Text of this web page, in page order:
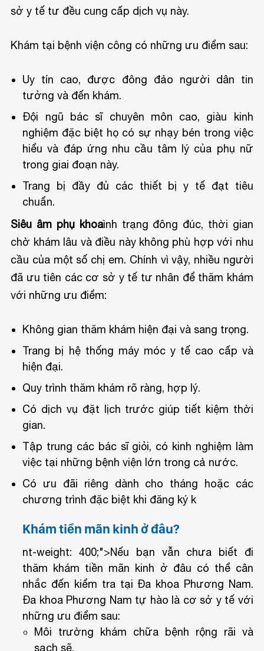
sở y tế tư đều cung cấp dịch vụ này.
Khám tại bệnh viện công có những ưu điểm sau:
Uy tín cao, được đông đảo người dân tin
tưởng và đến khám.
Đội ngũ bác sĩ chuyên môn cao, giàu kinh
nghiệm đặc biệt họ có sự nhạy bén trong việc
hiểu và đáp ứng nhu cầu tâm lý của phụ nữ
trong giai đoạn này.
Trang bị đầy đủ các thiết bị y tế đạt tiêu
chuẩn.
Siêu âm phụ khoaình trạng đông đúc, thời gian
chờ khám lâu và điều này không phù hợp với nhu
cầu của một số chị em. Chính vì vậy, nhiều người
đã ưu tiên các cơ sở y tế tư nhân để thăm khám
với những ưu điểm:
Không gian thăm khám hiện đại và sang trọng.
Trang bị hệ thống máy móc y tế cao cấp và
hiện đại.
Quy trình thăm khám rõ ràng, hợp lý.
Có dịch vụ đặt lịch trước giúp tiết kiệm thời
gian.
Tập trung các bác sĩ giỏi, có kinh nghiệm làm
việc tại những bệnh viện lớn trong cả nước.
Có ưu đãi riêng dành cho tháng hoặc các
chương trình đặc biệt khi đăng ký k
Khám tiền mãn kinh ở đâu?
nt-weight: 400;">Nếu bạn vẫn chưa biết đi
thăm khám tiền mãn kinh ở đâu có thể cân
nhắc đến kiểm tra tại Đa khoa Phương Nam.
Đa khoa Phương Nam tự hào là cơ sở y tế với
những ưu điểm sau:
Môi trường khám chữa bệnh rộng rãi và
sạch sẽ.